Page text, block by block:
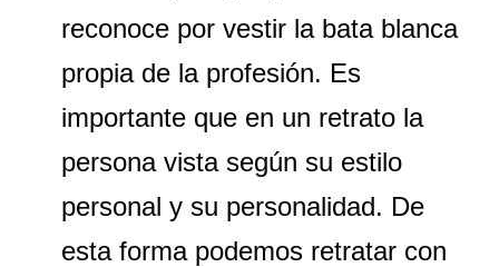
reconoce por vestir la bata blanca
propia de la profesión. Es
importante que en un retrato la
persona vista según su estilo
personal y su personalidad. De
esta forma podemos retratar con